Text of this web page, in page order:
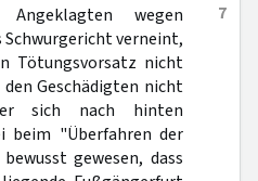
7
wegen
Schwurgericht verneint,
Tötungsvorsatz nicht
den Geschädigten nicht
sich nach hinten
beim "Überfahren der
gewesen, dass